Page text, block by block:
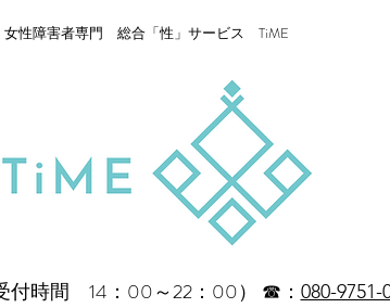
女性障害者専門 総合「性」サービス TiME
付時間 14：00～22：00） ☎： 080-9751-